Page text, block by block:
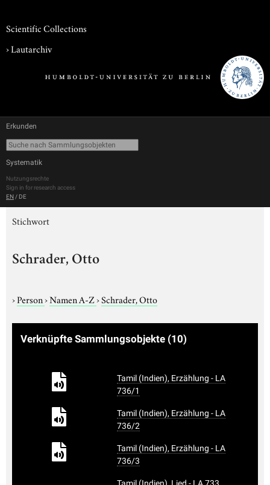
Scientific Collections
›Lautarchiv
Erkunden
Systematik
Nutzungsrechte
Sign in for research access
EN / DE
Stichwort
Schrader, Otto
›Person›Namen A-Z›Schrader, Otto
Verknüpfte Sammlungsobjekte (10)
Tamil (Indien), Erzählung - LA
736/1
Tamil (Indien), Erzählung - LA
736/2
Tamil (Indien), Erzählung - LA
736/3
Tamil (Indien), Lied - LA 733